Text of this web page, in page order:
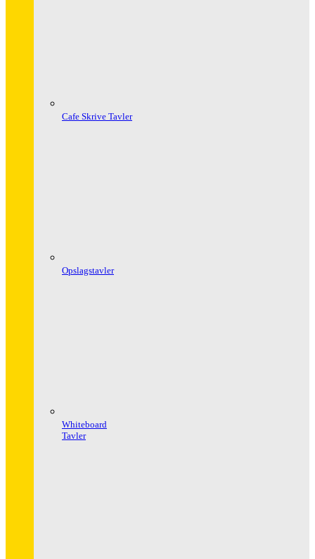
Cafe Skrive Tavler
Opslagstavler
Whiteboard
Tavler